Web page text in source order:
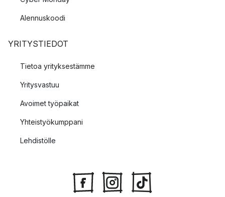
Alennuskoodi
YRITYSTIEDOT
Tietoa yrityksestämme
Yritysvastuu
Avoimet työpaikat
Yhteistyökumppani
Lehdistölle